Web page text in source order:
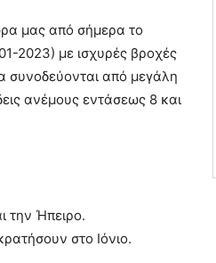
μας από σήμερα το
2023) με ισχυρές βροχές
συνοδεύονται από μεγάλη
ανέμους εντάσεως 8 και
την Ήπειρο.
στο Ιόνιο.